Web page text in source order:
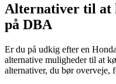
Alternativer til at
på DBA
Er du på udkig efter en
alternative muligheder til at
alternativer, du bør overveje,